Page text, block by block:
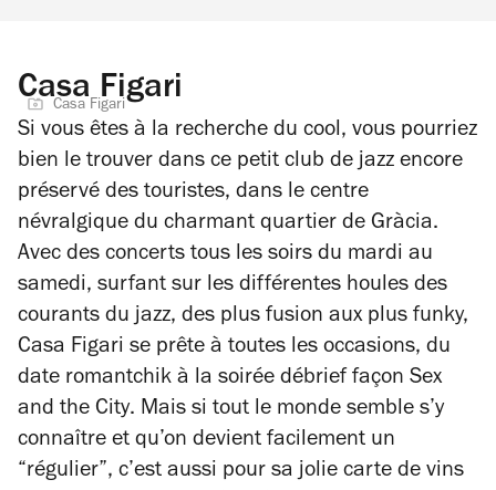
Casa Figari
Casa Figari
Si vous êtes à la recherche du cool, vous pourriez
bien le trouver dans ce petit club de jazz encore
préservé des touristes, dans le centre
névralgique du charmant quartier de Gràcia.
Avec des concerts tous les soirs du mardi au
samedi, surfant sur les différentes houles des
courants du jazz, des plus fusion aux plus funky,
Casa Figari se prête à toutes les occasions, du
date romantchik à la soirée débrief façon Sex
and the City. Mais si tout le monde semble s’y
connaître et qu’on devient facilement un
“régulier”, c’est aussi pour sa jolie carte de vins